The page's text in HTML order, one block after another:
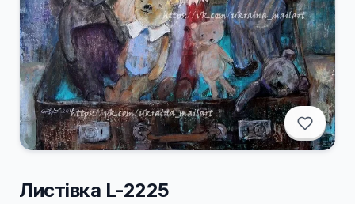
Листівка L-2225